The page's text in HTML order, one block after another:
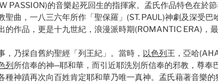
PASSION)的音樂起死回生的指揮家。孟氏作品特色在於
聖曲，一八三六年所作「聖保羅」(ST. PAUL)神劇及深受
的作品，更是十九世紀，浪漫派時期(ROMANTIC ERA)，
，乃採自舊約聖經「列王紀」。當時， 以色列王，亞哈
列 所信奉的神─耶和華，而引近耶洗別所信奉的邪教，尊
種神蹟再次向百姓肯定耶和華乃唯一真神。孟氏藉著音樂